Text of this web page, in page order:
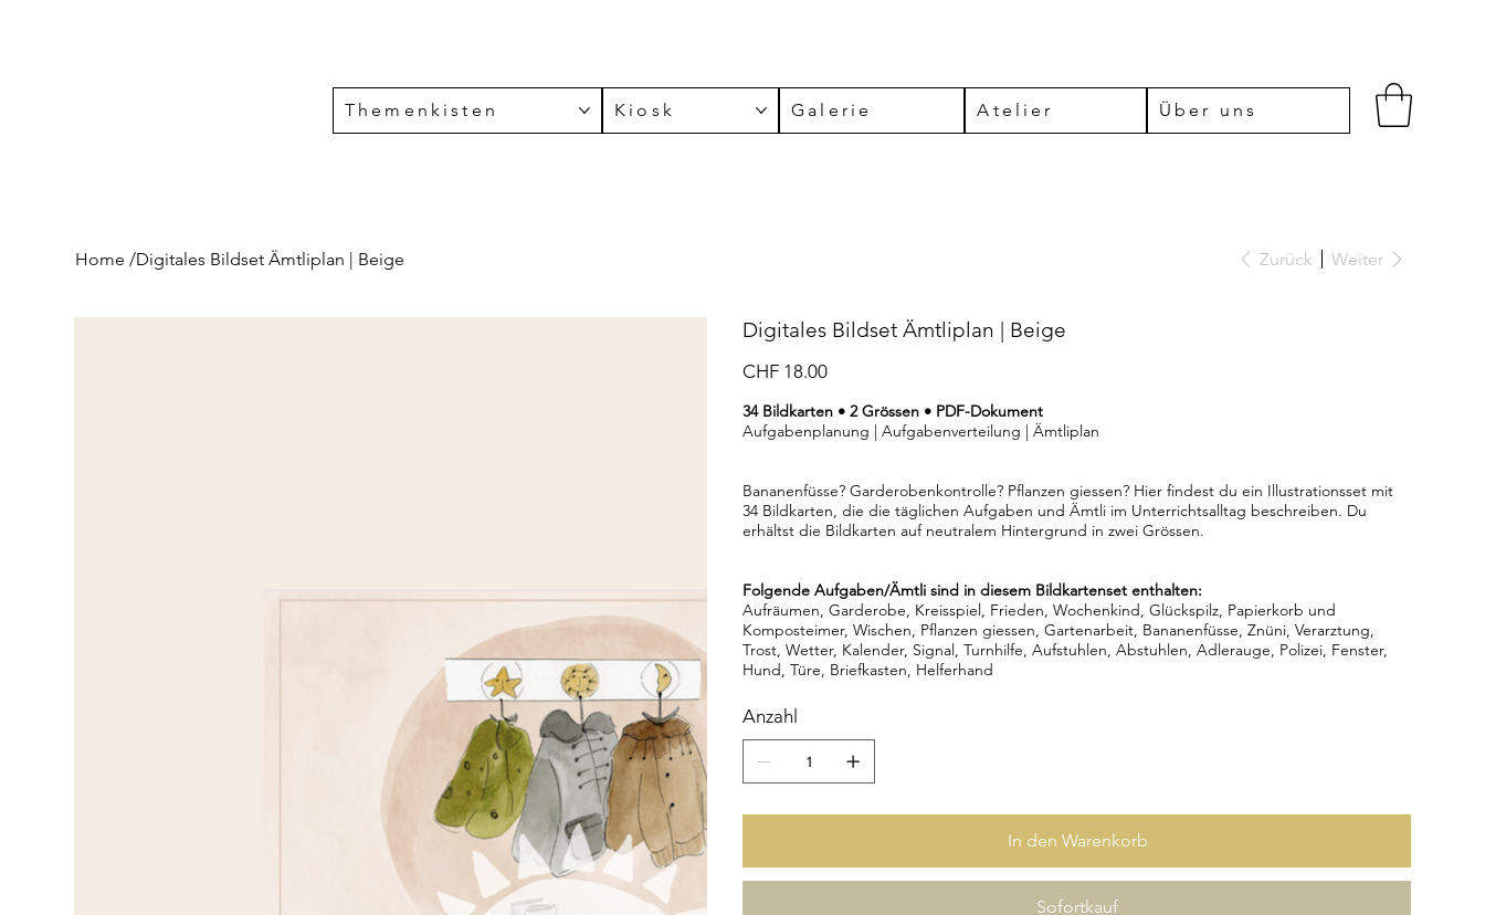
Themenkisten Kiosk Galerie Atelier Über uns
Home /Digitales Bildset Ämtliplan | Beige Zurück Weiter
Digitales Bildset Ämtliplan | Beige
Preis
CHF 18.00
34 Bildkarten • 2 Grössen • PDF-Dokument
Aufgabenplanung | Aufgabenverteilung | Ämtliplan
Bananenfüsse? Garderobenkontrolle? Pflanzen giessen? Hier findest du ein Illustrationsset mit
34 Bildkarten, die die täglichen Aufgaben und Ämtli im Unterrichtsalltag beschreiben. Du
erhältst die Bildkarten auf neutralem Hintergrund in zwei Grössen.
Folgende Aufgaben/Ämtli sind in diesem Bildkartenset enthalten:
Aufräumen, Garderobe, Kreisspiel, Frieden, Wochenkind, Glückspilz, Papierkorb und
Komposteimer, Wischen, Pflanzen giessen, Gartenarbeit, Bananenfüsse, Znüni, Verarztung,
Trost, Wetter, Kalender, Signal, Turnhilfe, Aufstuhlen, Abstuhlen, Adlerauge, Polizei, Fenster,
Hund, Türe, Briefkasten, Helferhand
Anzahl
In den Warenkorb
Sofortkauf